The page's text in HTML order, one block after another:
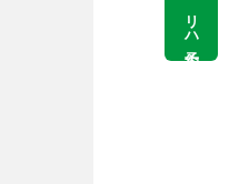
リハ予約